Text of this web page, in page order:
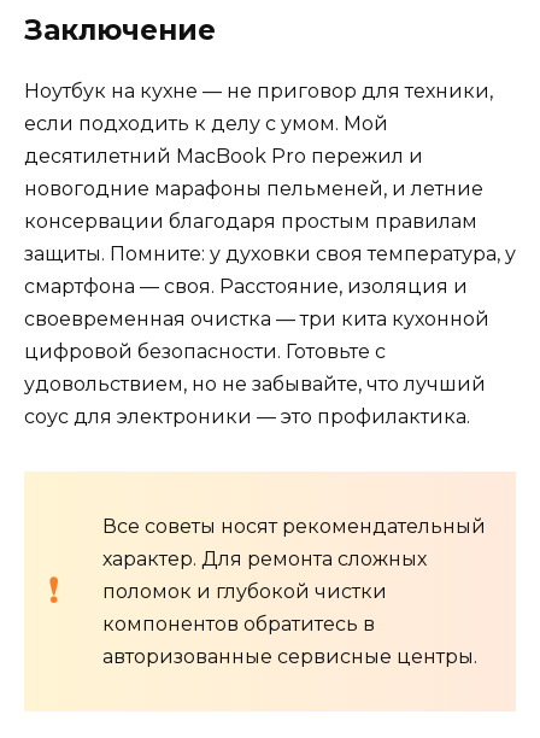
Заключение
Ноутбук на кухне — не приговор для техники,
если подходить к делу с умом. Мой
десятилетний MacBook Pro пережил и
новогодние марафоны пельменей, и летние
консервации благодаря простым правилам
защиты. Помните: у духовки своя температура, у
смартфона — своя. Расстояние, изоляция и
своевременная очистка — три кита кухонной
цифровой безопасности. Готовьте с
удовольствием, но не забывайте, что лучший
соус для электроники — это профилактика.
Все советы носят рекомендательный
характер. Для ремонта сложных
поломок и глубокой чистки
компонентов обратитесь в
авторизованные сервисные центры.